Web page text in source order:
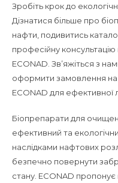
Зробіть крок до
Дізнатися більше про
нафти, подивитись
професійну
ECONAD. Зв’яжіться з
оформити замовлення на
ECONAD для ефективної
Біопрепарати для
ефективний та
наслідками нафтових
безпечно повернути
стану. ECONAD пропонує